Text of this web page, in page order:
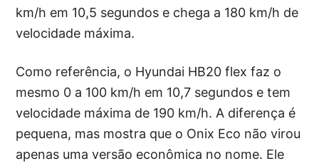
km/h em 10,5 segundos e chega a 180 km/h de
velocidade máxima.
Como referência, o Hyundai HB20 flex faz o
mesmo 0 a 100 km/h em 10,7 segundos e tem
velocidade máxima de 190 km/h. A diferença é
pequena, mas mostra que o Onix Eco não virou
apenas uma versão econômica no nome. Ele